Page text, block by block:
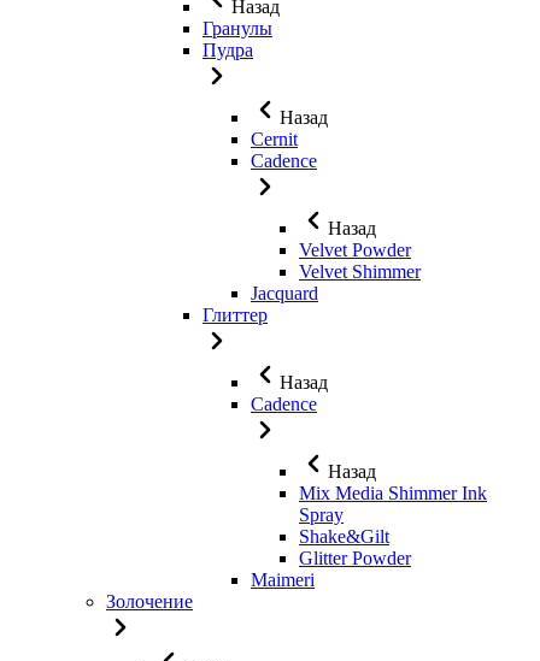
Назад
Гранулы
Пудра
Назад
Cernit
Cadence
Назад
Velvet Powder
Velvet Shimmer
Jaсquard
Глиттер
Назад
Cadence
Назад
Mix Media Shimmer Ink
Spray
Shake&Gilt
Glitter Powder
Maimeri
Золочение